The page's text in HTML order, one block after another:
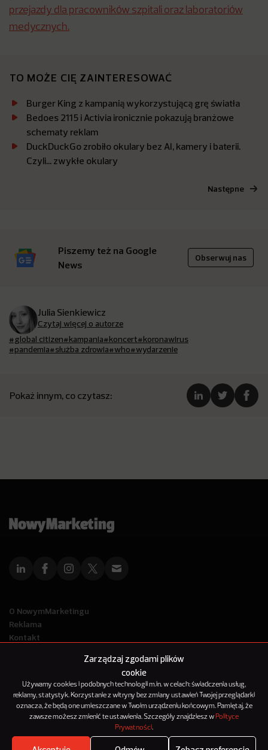
Zarządzaj zgodami plików
cookie
Używamy cookies i podobnych technologii m.in. w celach: świadczenia usług,
reklamy, statystyk. Korzystanie z witryny bez zmiany ustawień Twojej przeglądarki
oznacza, że będą one umieszczane w Twoim urządzeniu końcowym. Pamiętaj, że
zawsze możesz zmienić te ustawienia. Szczegóły znajdziesz w Polityce
Prywatności.
przejazdy dla pracowników szpitali oraz laboratoriów
medycznych.
TO MOŻE CIĘ ZAINTERESOWAĆ
Burger King z kampanią wykorzystującą grę światła
Bedoes 2115 i Activia ironicznie pokazują branżowe
schematy reklam
DuckDuckGo zrobiło okulary bez AI, kamery i baterii.
Czyli… zwykłe okulary
Następne
Piszemy też na Google
News
Obserwuj nas
Julia Sienkiewicz
Czytaj więcej o autorze
#global citizen#kampania#koncert#koronawirus
#pandemia#służba zdrowia#who#wydarzenie
Pokaż innym, co czytasz:
O NowymMarketingu
Reklama
Kontakt
© 2012-2025
NowyMarketing jest marką 143Media Sp. z o.o.